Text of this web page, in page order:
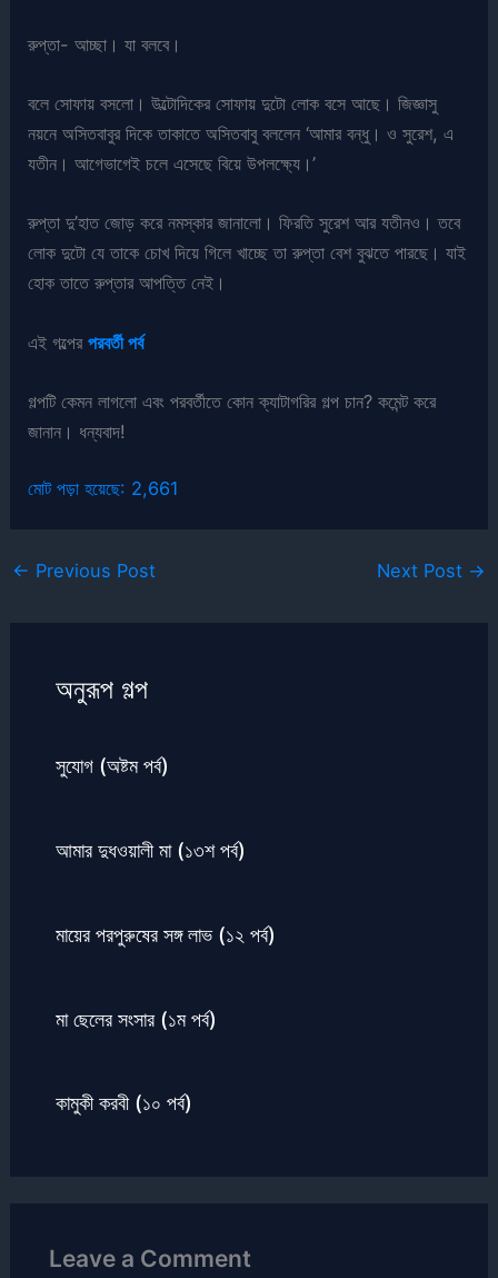
রুপ্তা- আচ্ছা। যা বলবে।
বলে সোফায় বসলো। উল্টোদিকের সোফায় দুটো লোক বসে আছে। জিজ্ঞাসু
নয়নে অসিতবাবুর দিকে তাকাতে অসিতবাবু বললেন ‘আমার বন্ধু। ও সুরেশ, এ
যতীন। আগেভাগেই চলে এসেছে বিয়ে উপলক্ষ্যে।’
রুপ্তা দু’হাত জোড় করে নমস্কার জানালো। ফিরতি সুরেশ আর যতীনও। তবে
লোক দুটো যে তাকে চোখ দিয়ে গিলে খাচ্ছে তা রুপ্তা বেশ বুঝতে পারছে। যাই
হোক তাতে রুপ্তার আপত্তি নেই।
এই গল্পেরপরবর্তী পর্ব
গল্পটি কেমন লাগলো এবং পরবর্তীতে কোন ক্যাটাগরির গল্প চান? কমেন্ট করে
জানান। ধন্যবাদ!
মোট পড়া হয়েছে: 2,661
← Previous Post Next Post →
অনুরূপ গল্প
সুযোগ (অষ্টম পর্ব)
আমার দুধওয়ালী মা (১৩শ পর্ব)
মায়ের পরপুরুষের সঙ্গ লাভ (১২ পর্ব)
মা ছেলের সংসার (১ম পর্ব)
কামুকী করবী (১০ পর্ব)
Leave a Comment